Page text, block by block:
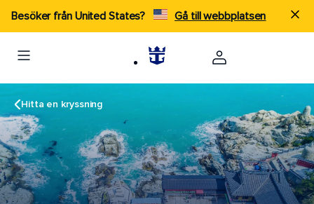
Besöker från United States? Gå till webbplatsen
Hitta en kryssning